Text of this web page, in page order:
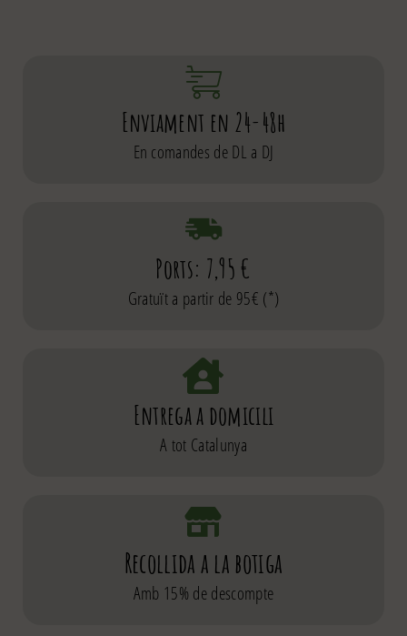
Enviament en 24-48h
En comandes de DL a DJ
Ports: 7,95 €
Gratuït a partir de 95€ (*)
Entrega a domicili
A tot Catalunya
Recollida a la botiga
Amb 15% de descompte